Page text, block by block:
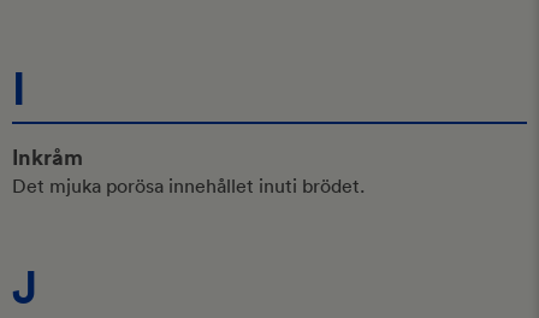
I
Inkråm
Det mjuka porösa innehållet inuti brödet.
J